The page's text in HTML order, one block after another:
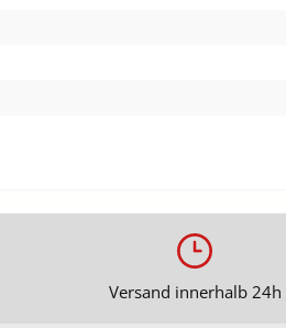
Versand innerhalb 24h